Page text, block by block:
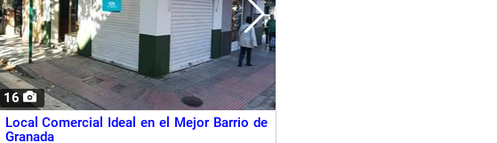
16
Local Comercial Ideal en el Mejor Barrio de
Granada